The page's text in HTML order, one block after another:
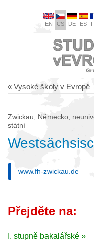
EN CS DE ES
« Vysoké školy v Evropě
Zwickau, Německo,
státní
www.fh-zwickau.de
Přejděte na:
I. stupně bakalářské »